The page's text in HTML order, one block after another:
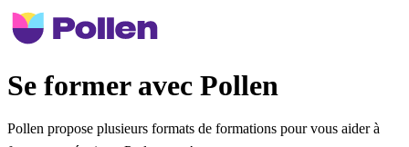
Se former avec Pollen
Pollen propose plusieurs formats de formations pour vous aider à